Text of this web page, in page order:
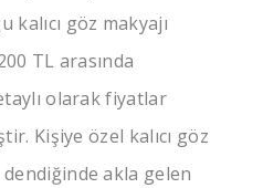
göz makyajı
TL arasında
olarak fiyatlar
Kişiye özel kalıcı göz
dendiğinde akla gelen